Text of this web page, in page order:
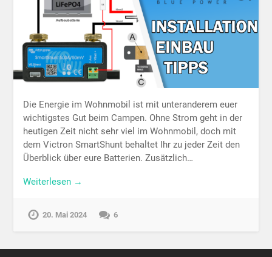
Die Energie im Wohnmobil ist mit unteranderem euer
wichtigstes Gut beim Campen. Ohne Strom geht in der
heutigen Zeit nicht sehr viel im Wohnmobil, doch mit
dem Victron SmartShunt behaltet Ihr zu jeder Zeit den
Überblick über eure Batterien. Zusätzlich…
Weiterlesen →
20. Mai 2024 6